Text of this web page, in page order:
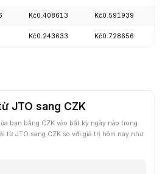
Kč0.408613 Kč0.591939
Kč0.243633 Kč0.728656
JTO sang CZK
bạn bằng CZK vào bất kỳ ngày nào trong
từ JTO sang CZK so với giá trị hôm nay như